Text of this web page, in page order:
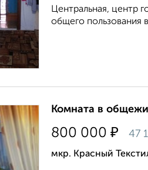
Центральная, центр
общего пользования
Комната в
800 000 ₽ 47
мкр. Красный